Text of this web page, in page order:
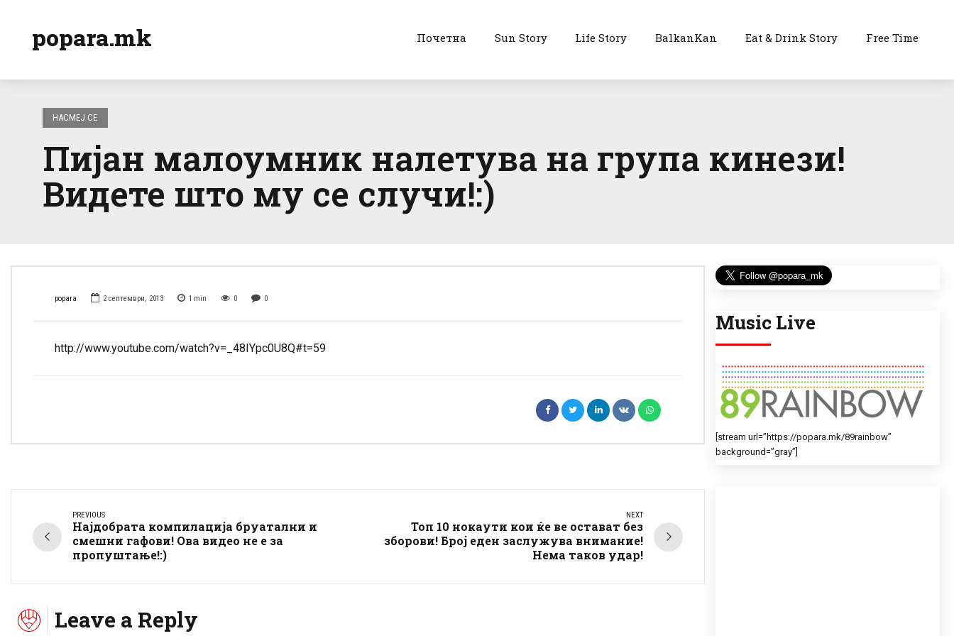
popara.mk Почетна Sun Story Life Story BalkanKan Eat & Drink Story Free Time
НАСМЕЈ СЕ
Пијан малоумник налетува на група кинези!
Видете што му се случи!:)
popara 2 септември, 2013 1 min 0 0
http://www.youtube.com/watch?v=_48IYpc0U8Q#t=59
PREVIOUS
Најдобрата компилација бруатални и
смешни гафови! Ова видео не е за
пропуштање!:)
NEXT
Топ 10 нокаути кои ќе ве остават без
зборови! Број еден заслужува внимание!
Нема таков удар!
Leave a Reply
Music Live
[stream url=”https://popara.mk/89rainbow”
background=”gray”]